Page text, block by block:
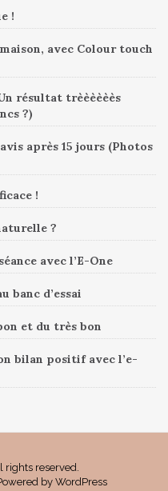
!
avec Colour touch
résultat trèèèèèès
?)
après 15 jours (Photos
!
?
avec l’E-One
banc d’essai
et du très bon
bilan positif avec l’e-
rights reserved.
by WordPress